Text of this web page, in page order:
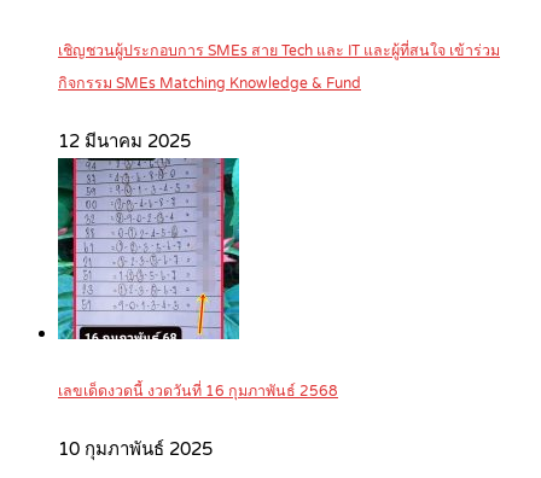
เชิญชวนผู้ประกอบการ SMEs สาย Tech และ IT และผู้ที่สนใจ เข้าร่วม
กิจกรรม SMEs Matching Knowledge & Fund
12 มีนาคม 2025
เลขเด็ดงวดนี้ งวดวันที่ 16 กุมภาพันธ์ 2568
10 กุมภาพันธ์ 2025